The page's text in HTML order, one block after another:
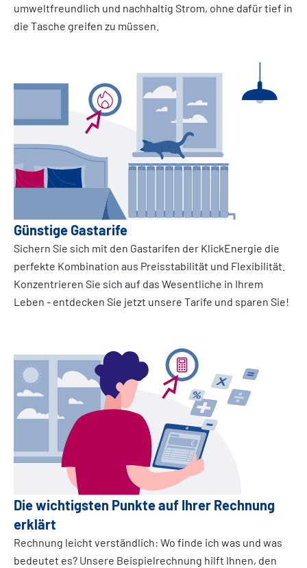
umweltfreundlich und nachhaltig Strom, ohne dafür tief in
die Tasche greifen zu müssen.
Günstige Gastarife
Sichern Sie sich mit den Gastarifen der KlickEnergie die
perfekte Kombination aus Preisstabilität und Flexibilität.
Konzentrieren Sie sich auf das Wesentliche in Ihrem
Leben - entdecken Sie jetzt unsere Tarife und sparen Sie!
Die wichtigsten Punkte auf Ihrer Rechnung
erklärt
Rechnung leicht verständlich: Wo finde ich was und was
bedeutet es? Unsere Beispielrechnung hilft Ihnen, den